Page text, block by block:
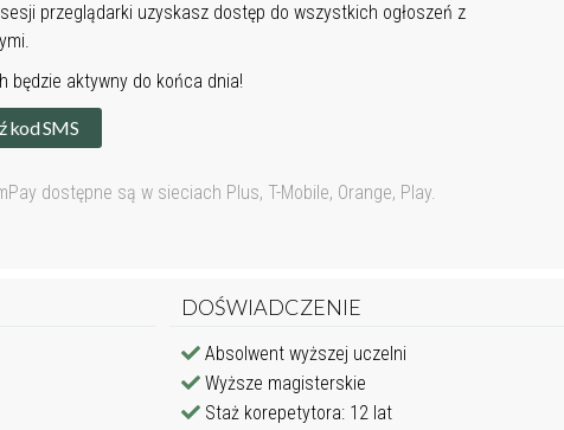
przeglądarki uzyskasz dostęp do wszystkich ogłoszeń z
będzie aktywny do końca dnia!
kod SMS
dostępne są w sieciach Plus, T-Mobile, Orange, Play.
DOŚWIADCZENIE
Absolwent wyższej uczelni
Wyższe magisterskie
Staż korepetytora: 12 lat